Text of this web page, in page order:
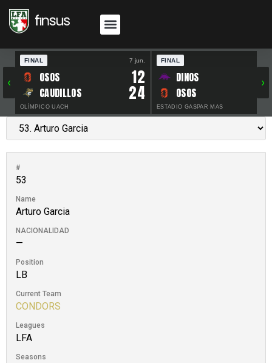
‹
FINAL 7 jun.
OSOS 12
CAUDILLOS 24
OLÍMPICO UACH
FINAL
DINOS
OSOS
ESTADIO GASPAR MAS
›
#
53
Name
Arturo Garcia
NACIONALIDAD
—
Position
LB
Current Team
CONDORS
Leagues
LFA
Seasons